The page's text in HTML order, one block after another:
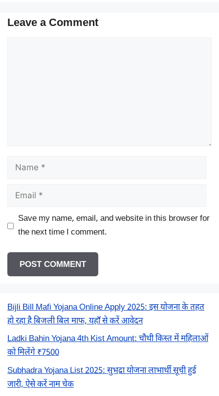
Leave a Comment
Name
Email
Save my name, email, and website in this browser for
the next time I comment.
Bijli Bill Mafi Yojana Online Apply 2025: इस योजना के तहत
हो रहा है बिजली बिल माफ, यहाँ से करें आवेदन
Ladki Bahin Yojana 4th Kist Amount: चौथी किस्त में महिलाओं
को मिलेंगे ₹7500
Subhadra Yojana List 2025: सुभद्रा योजना लाभार्थी सूची हुई
जारी, ऐसे करें नाम चेक